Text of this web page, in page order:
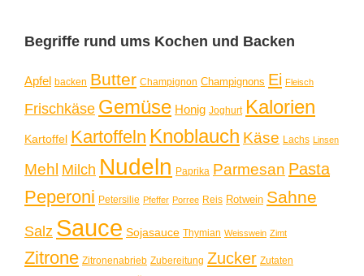
Begriffe rund ums Kochen und Backen
Apfel backen Butter Champignon Champignons Ei Fleisch
Frischkäse Gemüse Honig Joghurt Kalorien
Kartoffel Kartoffeln Knoblauch Käse Lachs Linsen
Mehl Milch Nudeln Paprika Parmesan Pasta
Peperoni Petersilie Pfeffer Porree Reis Rotwein Sahne
Salz Sauce Sojasauce Thymian Weisswein Zimt
Zitrone Zitronenabrieb Zubereitung Zucker Zutaten